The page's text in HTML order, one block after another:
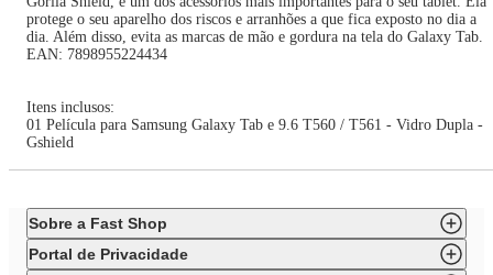
protege o seu aparelho dos riscos e arranhões a que fica exposto no dia a
dia. Além disso, evita as marcas de mão e gordura na tela do Galaxy Tab.
EAN: 7898955224434
Itens inclusos:
01 Película para Samsung Galaxy Tab e 9.6 T560 / T561 - Vidro Dupla -
Gshield
Sobre a Fast Shop
Portal de Privacidade